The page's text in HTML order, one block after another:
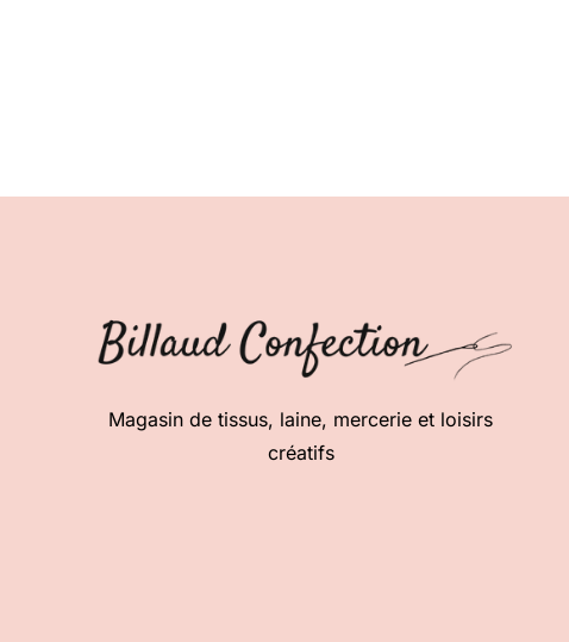
Magasin de tissus, laine, mercerie et loisirs
créatifs